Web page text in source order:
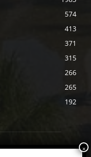
574
413
371
315
266
265
192